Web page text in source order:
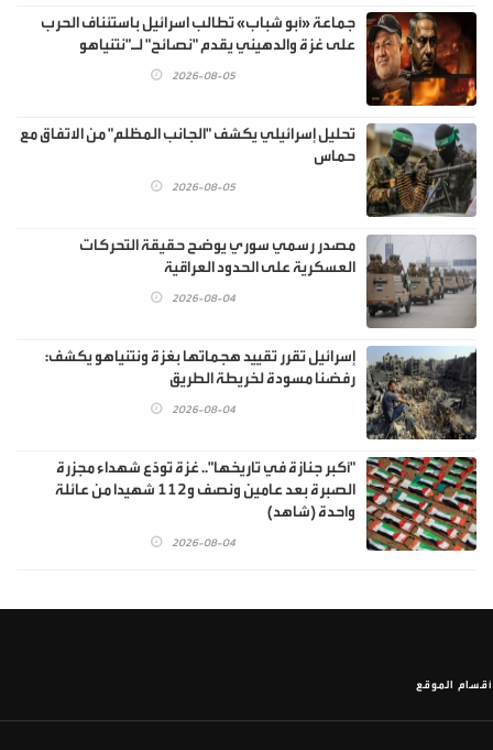
جماعة «أبو شباب» تطالب اسرائيل باستئناف الحرب
على غزة والدهيني يقدم "نصائح" لـ"نتنياهو
2026-08-05
تحليل إسرائيلي يكشف "الجانب المظلم" من الاتفاق مع
حماس
2026-08-05
مصدر رسمي سوري يوضح حقيقة التحركات
العسكرية على الحدود العراقية
2026-08-04
إسرائيل تقرر تقييد هجماتها بغزة ونتنياهو يكشف:
رفضنا مسودة لخريطة الطريق
2026-08-04
"أكبر جنازة في تاريخها".. غزة تودّع شهداء مجزرة
الصبرة بعد عامين ونصف و112 شهيدا من عائلة
واحدة (شاهد)
2026-08-04
أقسام الموقع